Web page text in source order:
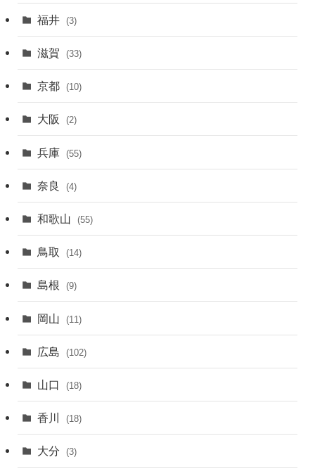
福井 (3)
滋賀 (33)
京都 (10)
大阪 (2)
兵庫 (55)
奈良 (4)
和歌山 (55)
鳥取 (14)
島根 (9)
岡山 (11)
広島 (102)
山口 (18)
香川 (18)
大分 (3)